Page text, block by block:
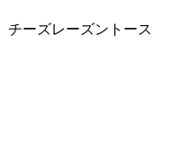
チーズレーズントース